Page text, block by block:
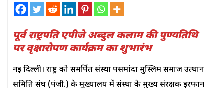
पूर्व राष्ट्रपति एपीजे अब्दुल कलाम की पुण्यतिथि
पर वृक्षारोपण कार्यक्रम का शुभारंभ
नई दिल्ली। राष्ट्र को समर्पित संस्था पसमांदा मुस्लिम समाज उत्थान
समिति संघ (पंजी.) के मुख्यालय में संस्था के मुख्य संरक्षक इरफान